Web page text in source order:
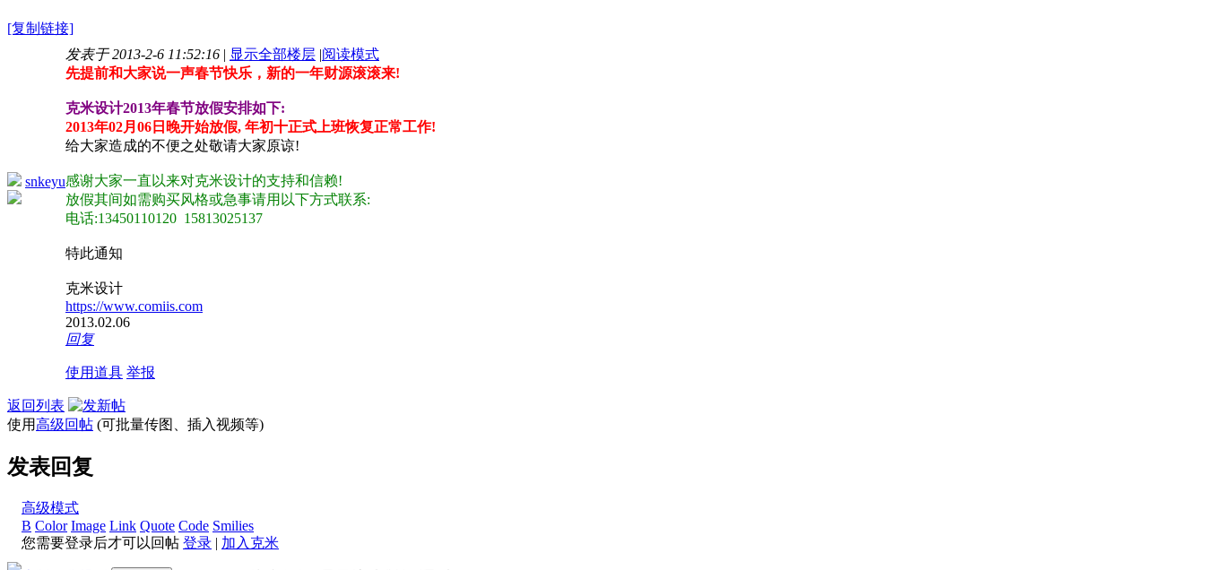
[复制链接]
snkeyu
发表于 2013-2-6 11:52:16 | 显示全部楼层 |阅读模式
先提前和大家说一声春节快乐，新的一年财源滚滚来!
克米设计2013年春节放假安排如下:
2013年02月06日晚开始放假, 年初十正式上班恢复正常工作!
给大家造成的不便之处敬请大家原谅!
感谢大家一直以来对克米设计的支持和信赖!
放假其间如需购买风格或急事请用以下方式联系:
电话:13450110120 15813025137
特此通知
克米设计
https://www.comiis.com
2013.02.06
回复
使用道具 举报
返回列表
使用高级回帖 (可批量传图、插入视频等)
发表回复
高级模式
B Color Image Link Quote Code Smilies
您需要登录后才可以回帖 登录 | 加入克米